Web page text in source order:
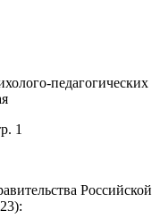
педагогических
1
Российской